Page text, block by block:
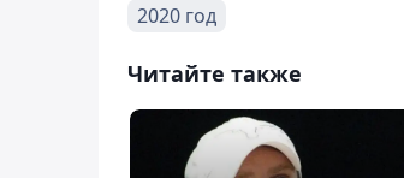
2020 год
Читайте также